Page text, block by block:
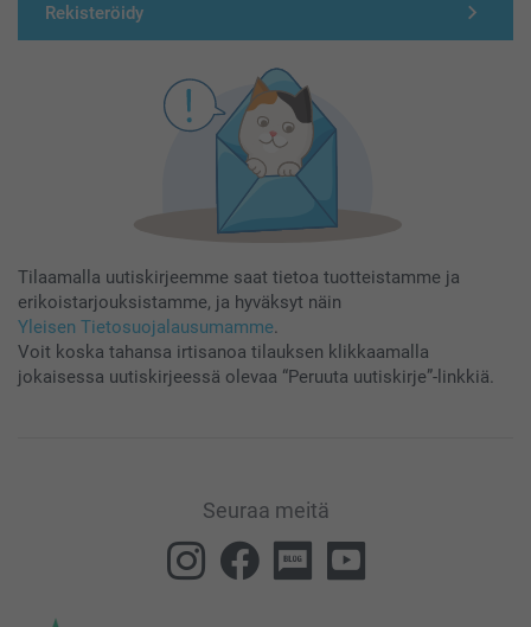
Rekisteröidy
Tilaamalla uutiskirjeemme saat tietoa tuotteistamme ja
erikoistarjouksistamme, ja hyväksyt näin
Yleisen Tietosuojalausumamme.
Voit koska tahansa irtisanoa tilauksen klikkaamalla
jokaisessa uutiskirjeessä olevaa “Peruuta uutiskirje”-linkkiä.
Seuraa meitä